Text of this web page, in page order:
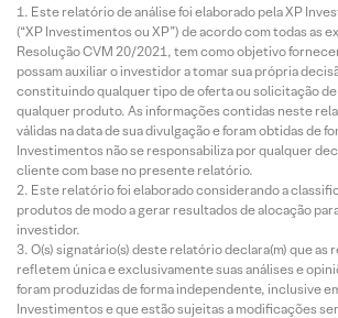
Este relatório de análise foi elaborado pela XP
(“XP Investimentos ou XP”) de acordo com todas as
Resolução CVM 20/2021, tem como objetivo
possam auxiliar o investidor a tomar sua própria
constituindo qualquer tipo de oferta ou solicitação de
qualquer produto. As informações contidas neste
válidas na data de sua divulgação e foram obtidas de
Investimentos não se responsabiliza por qualquer
cliente com base no presente relatório.
Este relatório foi elaborado considerando a
produtos de modo a gerar resultados de alocação
investidor.
O(s) signatário(s) deste relatório declara(m) que as
refletem única e exclusivamente suas análises e
foram produzidas de forma independente, inclusive
Investimentos e que estão sujeitas a modificações